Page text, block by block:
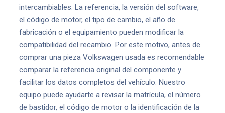
intercambiables. La referencia, la versión del software,
el código de motor, el tipo de cambio, el año de
fabricación o el equipamiento pueden modificar la
compatibilidad del recambio. Por este motivo, antes de
comprar una pieza Volkswagen usada es recomendable
comparar la referencia original del componente y
facilitar los datos completos del vehículo. Nuestro
equipo puede ayudarte a revisar la matrícula, el número
de bastidor, el código de motor o la identificación de la